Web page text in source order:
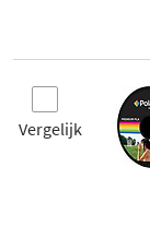
Vergelijk